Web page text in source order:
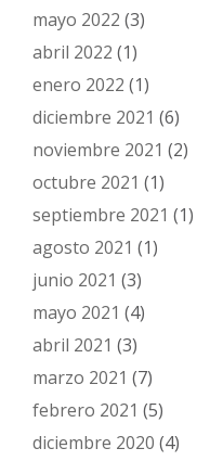
mayo 2022 (3)
abril 2022 (1)
enero 2022 (1)
diciembre 2021 (6)
noviembre 2021 (2)
octubre 2021 (1)
septiembre 2021 (1)
agosto 2021 (1)
junio 2021 (3)
mayo 2021 (4)
abril 2021 (3)
marzo 2021 (7)
febrero 2021 (5)
diciembre 2020 (4)